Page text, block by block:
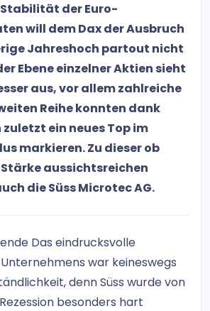
der Euro-
will dem Dax der Ausbruch
Jahreshoch partout nicht
Ebene einzelner Aktien sieht
aus, vor allem zahlreiche
Reihe konnten dank
ein neues Top im
markieren. Zu dieser ob
aussichtsreichen
die Süss Microtec AG.
Das eindrucksvolle
war keineswegs
denn Süss wurde von
besonders hart